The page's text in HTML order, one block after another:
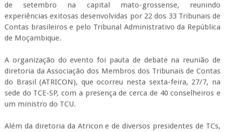
de setembro na capital mato-grossense, reunindo
experiências exitosas desenvolvidas por 22 dos 33 Tribunais de
Contas brasileiros e pelo Tribunal Administrativo da República
de Moçambique.
A organização do evento foi pauta de debate na reunião de
diretoria da Associação dos Membros dos Tribunais de Contas
do Brasil (ATRICON), que ocorreu nesta sexta-feira, 27/7, na
sede do TCE-SP, com a presença de cerca de 40 conselheiros e
um ministro do TCU.
Além da diretoria da Atricon e de diversos presidentes de TCs,